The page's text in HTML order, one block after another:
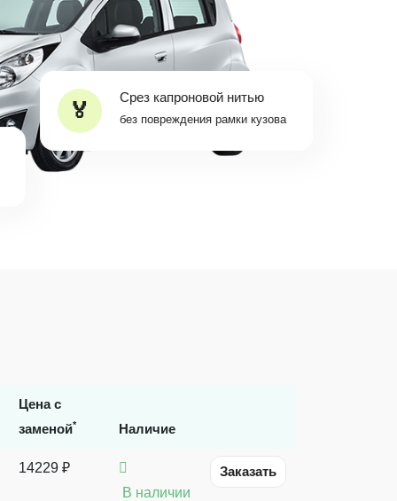
Срез капроновой нитью
без повреждения рамки кузова
Цена с
заменой* Наличие
14229 ₽
В наличии
Заказать